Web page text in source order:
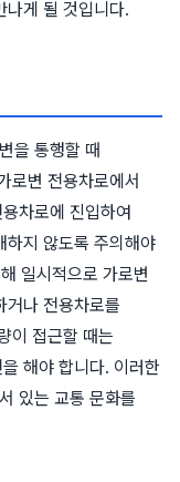
나게 될 것입니다.
을 통행할 때
로변 전용차로에서
차로에 진입하여
하지 않도록 주의해야
일시적으로 가로변
거나 전용차로를
이 접근할 때는
해야 합니다. 이러한
있는 교통 문화를